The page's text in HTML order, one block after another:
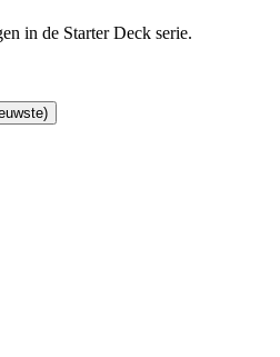
in de Starter Deck serie.